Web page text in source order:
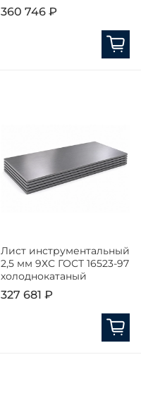
360 746 ₽
Лист инструментальный
2,5 мм 9ХС ГОСТ 16523-97
холоднокатаный
327 681 ₽